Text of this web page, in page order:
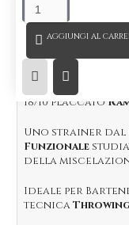
AGGIUNGI AL
DESCRIZIONE
*Registro Disegno
Nº003451004-0001
18/10 placcato
Uno strainer dal
Funzionale
della
Ideale per
tecnica